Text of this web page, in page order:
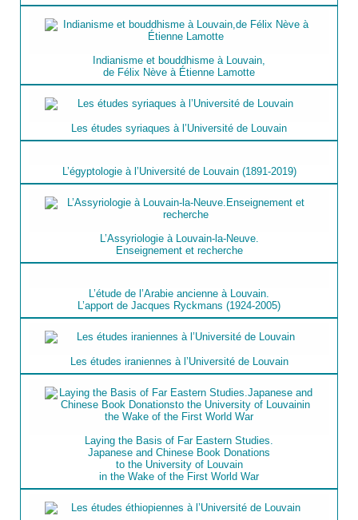
Indianisme et bouddhisme à Louvain,
de Félix Nève à Étienne Lamotte
Les études syriaques à l’Université de Louvain
L’égyptologie à l’Université de Louvain (1891-2019)
L’Assyriologie à Louvain-la-Neuve.
Enseignement et recherche
L’étude de l’Arabie ancienne à Louvain.
L’apport de Jacques Ryckmans (1924-2005)
Les études iraniennes à l’Université de Louvain
Laying the Basis of Far Eastern Studies.
Japanese and Chinese Book Donations
to the University of Louvain
in the Wake of the First World War